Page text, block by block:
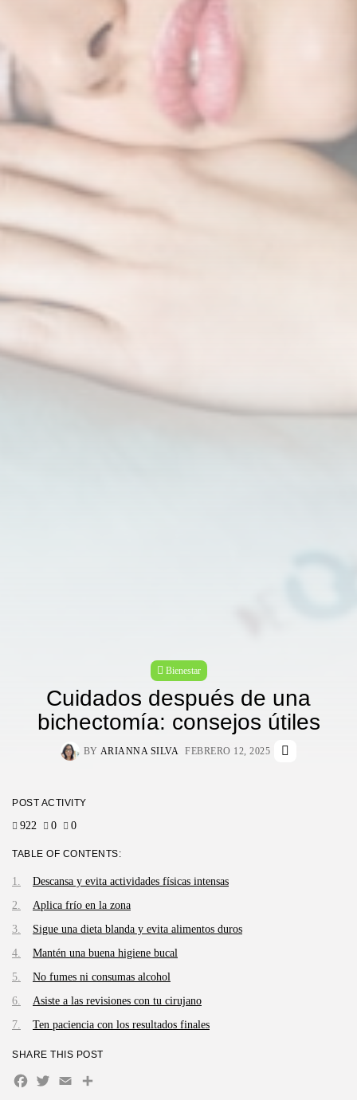
Bienestar
Cuidados después de una
bichectomía: consejos útiles
BY ARIANNA SILVA FEBRERO 12, 2025
POST ACTIVITY
922 0 0
TABLE OF CONTENTS:
Descansa y evita actividades físicas intensas
Aplica frío en la zona
Sigue una dieta blanda y evita alimentos duros
Mantén una buena higiene bucal
No fumes ni consumas alcohol
Asiste a las revisiones con tu cirujano
Ten paciencia con los resultados finales
SHARE THIS POST
Facebook
Twitter
EmailCompartir